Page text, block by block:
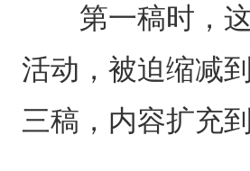
第一稿时，这
活动，被迫缩减
三稿，内容扩充